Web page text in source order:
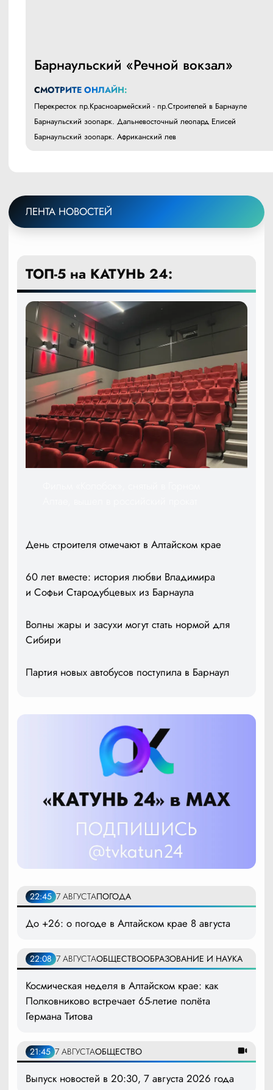
Барнаульский «Речной вокзал»
СМОТРИТЕ ОНЛАЙН:
Перекресток пр.Красноармейский - пр.Строителей в Барнауле
Барнаульский зоопарк. Дальневосточный леопард Елисей
Барнаульский зоопарк. Африканский лев
ЛЕНТА НОВОСТЕЙ
ТОП-5 на КАТУНЬ 24:
День строителя отмечают в Алтайском крае
60 лет вместе: история любви Владимира
и Софьи Стародубцевых из Барнаула
Волны жары и засухи могут стать нормой для
Сибири
Партия новых автобусов поступила в Барнаул
22:45 7 АВГУСТАПОГОДА
До +26: о погоде в Алтайском крае 8 августа
22:08 7 АВГУСТАОБЩЕСТВООБРАЗОВАНИЕ И НАУКА
Космическая неделя в Алтайском крае: как
Полковниково встречает 65-летие полёта
Германа Титова
21:45 7 АВГУСТАОБЩЕСТВО
Выпуск новостей в 20:30, 7 августа 2026 года